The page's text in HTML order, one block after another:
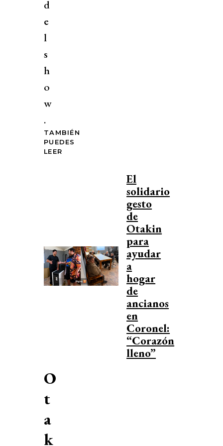
d
e
l
s
h
o
w
.
TAMBIÉN
PUEDES
LEER
El
solidario
gesto
de
Otakin
para
ayudar
a
hogar
de
ancianos
en
Coronel:
“Corazón
lleno”
O
t
a
k